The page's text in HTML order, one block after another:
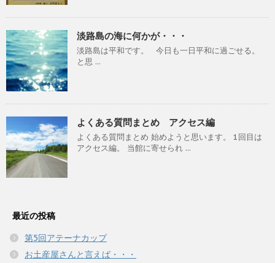
淡路島の海に何かが・・・
淡路島は平和です。 今日も一日平和に過ごせる。
と思 ...
よくある質問まとめ アクセス編
よくある質問まとめ 始めようと思います。 1回目は
アクセス編。 当館に寄せられ ...
最近の投稿
第5回アテーナカップ
お土産屋さんと言えば・・・